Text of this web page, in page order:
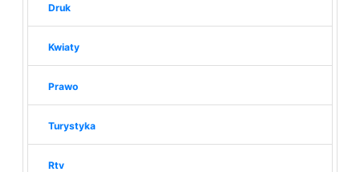
Druk
Kwiaty
Prawo
Turystyka
Rtv